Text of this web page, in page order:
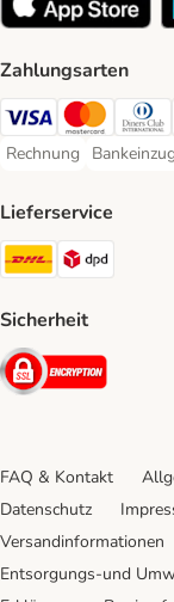
Zahlungsarten
Visa Payment Method
MastercardDiners
Rechnung
Rechnung Payment
Bankeinzug
Lieferservice
DHL Shipping
Sicherheit
Security
FAQ & Kontakt
Datenschutz
Versandinformationen
Entsorgungs-und